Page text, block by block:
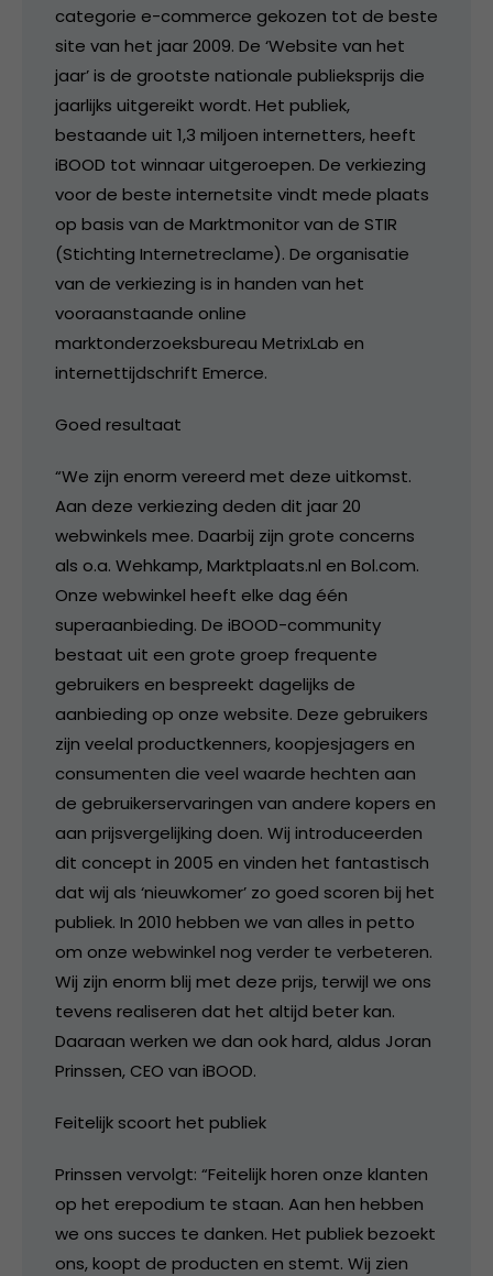
categorie e-commerce gekozen tot de beste
site van het jaar 2009. De ‘Website van het
jaar’ is de grootste nationale publieksprijs die
jaarlijks uitgereikt wordt. Het publiek,
bestaande uit 1,3 miljoen internetters, heeft
iBOOD tot winnaar uitgeroepen. De verkiezing
voor de beste internetsite vindt mede plaats
op basis van de Marktmonitor van de STIR
(Stichting Internetreclame). De organisatie
van de verkiezing is in handen van het
vooraanstaande online
marktonderzoeksbureau MetrixLab en
internettijdschrift Emerce.
Goed resultaat
“We zijn enorm vereerd met deze uitkomst.
Aan deze verkiezing deden dit jaar 20
webwinkels mee. Daarbij zijn grote concerns
als o.a. Wehkamp, Marktplaats.nl en Bol.com.
Onze webwinkel heeft elke dag één
superaanbieding. De iBOOD-community
bestaat uit een grote groep frequente
gebruikers en bespreekt dagelijks de
aanbieding op onze website. Deze gebruikers
zijn veelal productkenners, koopjesjagers en
consumenten die veel waarde hechten aan
de gebruikerservaringen van andere kopers en
aan prijsvergelijking doen. Wij introduceerden
dit concept in 2005 en vinden het fantastisch
dat wij als ‘nieuwkomer’ zo goed scoren bij het
publiek. In 2010 hebben we van alles in petto
om onze webwinkel nog verder te verbeteren.
Wij zijn enorm blij met deze prijs, terwijl we ons
tevens realiseren dat het altijd beter kan.
Daaraan werken we dan ook hard, aldus Joran
Prinssen, CEO van iBOOD.
Feitelijk scoort het publiek
Prinssen vervolgt: “Feitelijk horen onze klanten
op het erepodium te staan. Aan hen hebben
we ons succes te danken. Het publiek bezoekt
ons, koopt de producten en stemt. Wij zien